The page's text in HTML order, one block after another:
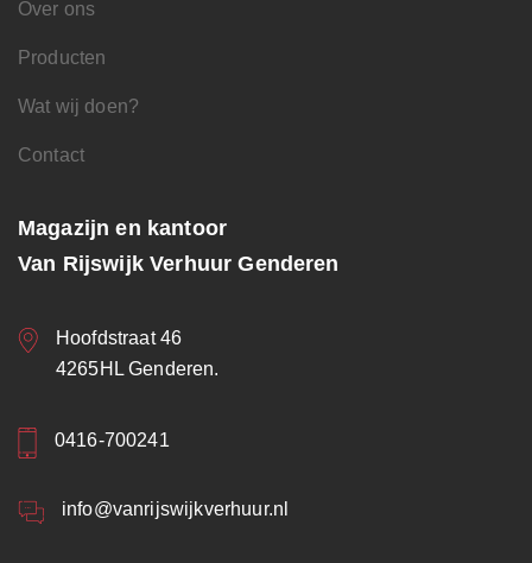
Over ons
Producten
Wat wij doen?
Contact
Magazijn en kantoor
Van Rijswijk Verhuur Genderen
Hoofdstraat 46
4265HL Genderen.
0416-700241
info@vanrijswijkverhuur.nl